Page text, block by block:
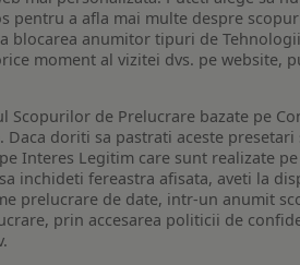
a afla mai multe despre
blocarea anumitor tipuri de
moment al vizitei dvs. pe
de Prelucrare bazate pe
doriti sa pastrati aceste
Interes Legitim care sunt realizate
inchideti fereastra afisata, aveti la
prelucrare de date, intr-un anumit
prin accesarea politicii de